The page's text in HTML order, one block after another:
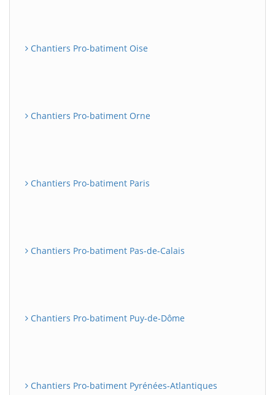
Chantiers Pro-batiment Oise
Chantiers Pro-batiment Orne
Chantiers Pro-batiment Paris
Chantiers Pro-batiment Pas-de-Calais
Chantiers Pro-batiment Puy-de-Dôme
Chantiers Pro-batiment Pyrénées-Atlantiques